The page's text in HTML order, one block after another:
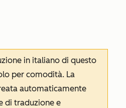
in italiano di questo
per comodità. La
automaticamente
di traduzione e